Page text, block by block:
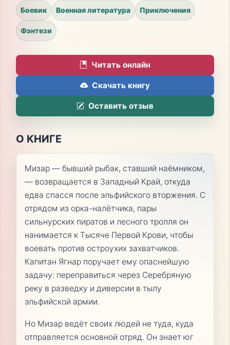
Боевик Военная литература Приключения
Фэнтези
Читать онлайн
Скачать книгу
Оставить отзыв
О КНИГЕ
Мизар — бывший рыбак, ставший наёмником,
— возвращается в Западный Край, откуда
едва спасся после эльфийского вторжения. С
отрядом из орка-налётчика, пары
сильнурских пиратов и лесного тролля он
нанимается к Тысяче Первой Крови, чтобы
воевать против остроухих захватчиков.
Капитан Ягнар поручает ему опаснейшую
задачу: переправиться через Серебряную
реку в разведку и диверсии в тылу
эльфийской армии.
Но Мизар ведёт своих людей не туда, куда
отправляется основной отряд. Он знает юг